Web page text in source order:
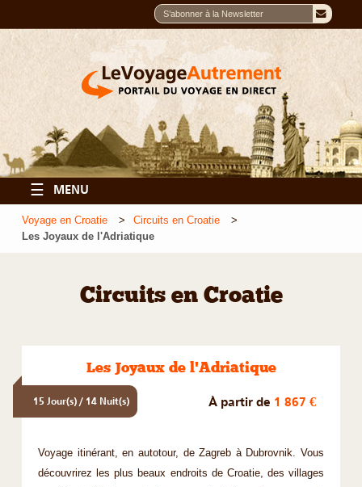
☰ MENU
Voyage en Croatie
Circuits en Croatie
Les Joyaux de l'Adriatique
Circuits en Croatie
Les Joyaux de l'Adriatique
15 Jour(s) / 14 Nuit(s) À partir de 1 867 €
Voyage itinérant, en autotour, de Zagreb à Dubrovnik. Vous
découvrirez les plus beaux endroits de Croatie, des villages